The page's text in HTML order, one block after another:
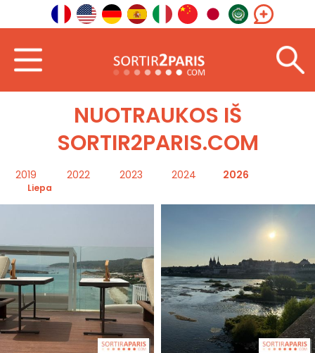
NUOTRAUKOS IŠ
SORTIR2PARIS.COM
2019 2022 2023 2024 2026
Liepa